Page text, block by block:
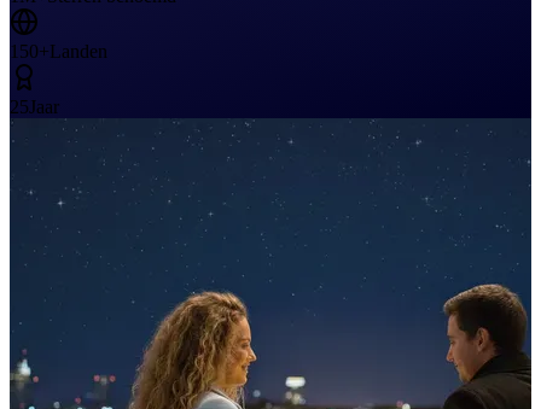
150+Landen
25Jaar